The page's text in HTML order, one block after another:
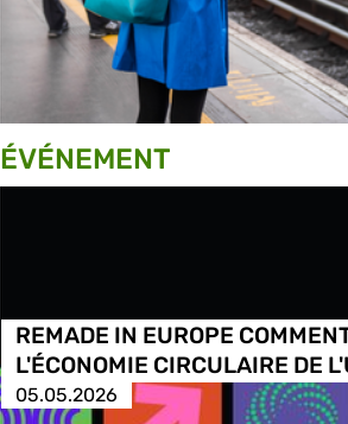
ÉVÉNEMENT
REMADE IN EUROPE
L'ÉCONOMIE CIRCULAIRE DE
05.05.2026